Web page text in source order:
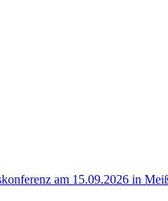
am 15.09.2026 in